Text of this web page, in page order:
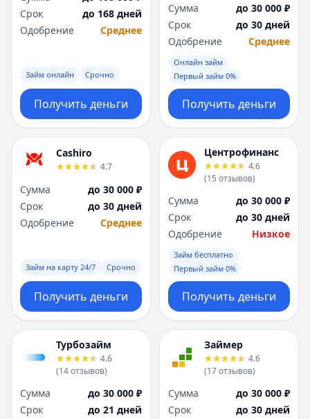
Санкт-Петербург
Саратов
Севастополь
Сочи
Сургут
Т
Тверь
Тольятти
Томск
Тула
Тюмень
Ульяновск
Х
Хабаровск
Ч
Чебоксары
Челябинск
Чита
Я
Ярославль
Вся Россия
Санкт-Петербург
Саратов
Севастополь
Сочи
Сургут
Т
Тверь
Тольятти
Томск
Тула
Тюмень
Ульяновск
Х
Хабаровск
Ч
Чебоксары
Челябинск
Чита
Я
Ярославль
Вся Россия
Срок
до 168 дней
Одобрение
Среднее
Займ онлайн Срочно
Получить деньги
Сумма
до 30 000 ₽
Срок
до 30 дней
Одобрение
Среднее
Онлайн займ
Первый займ 0%
Получить деньги
Cashiro
4.7
Сумма
до 30 000 ₽
Срок
до 30 дней
Одобрение
Среднее
Займ на карту 24/7 Срочно
Получить деньги
Центрофинанс
4.6
(15 отзывов)
Сумма
до 30 000 ₽
Срок
до 30 дней
Одобрение
Низкое
Займ бесплатно
Первый займ 0%
Получить деньги
Турбозайм
4.6
(14отзывов)
Сумма
до 30 000 ₽
Срок
до 21 дней
Займер
4.6
(17отзывов)
Сумма
до 30 000 ₽
Срок
до 30 дней